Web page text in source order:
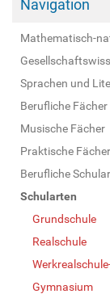
Navigation
Mathematisch-
Sprachen und
Berufliche
Musische Fächer
Praktische Fächer
Berufliche
Schularten
Grundschule
Realschule
Gymnasium